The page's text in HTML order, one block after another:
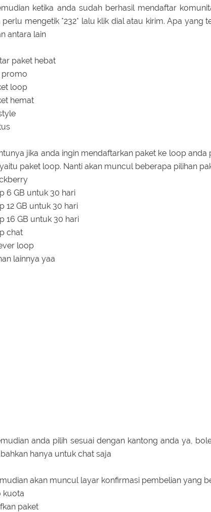
ketika anda sudah berhasil mendaftar
perlu mengetik *232* lalu klik dial atau kirim. Apa yang
antara lain
paket hebat
promo
loop
hemat
jika anda ingin mendaftarkan paket ke loop
paket loop. Nanti akan muncul beberapa pilihan
6 GB untuk 30 hari
12 GB untuk 30 hari
16 GB untuk 30 hari
chat
loop
lainnya yaa
anda pilih sesuai dengan kantong anda ya,
hanya untuk chat saja
akan muncul layar konfirmasi pembelian yang
kuota
paket